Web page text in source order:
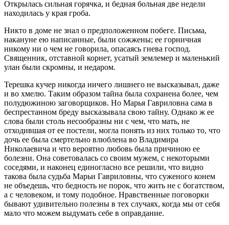
Открылась сильная горячка, и бедная больная две недели
находилась у края гроба.
Никто в доме не знал о предположенном побеге. Письма,
накануне ею написанные, были сожжены; ее горничная
никому ни о чем не говорила, опасаясь гнева господ.
Священник, отставной корнет, усатый землемер и маленький
улан были скромны, и недаром.
Терешка кучер никогда ничего лишнего не высказывал, даже
и во хмелю. Таким образом тайна была сохранена более, чем
полудюжиною заговорщиков. Но Марья Гавриловна сама в
беспрестанном бреду высказывала свою тайну. Однако ж ее
слова были столь несообразны ни с чем, что мать, не
отходившая от ее постели, могла понять из них только то, что
дочь ее была смертельно влюблена во Владимира
Николаевича и что вероятно любовь была причиною ее
болезни. Она советовалась со своим мужем, с некоторыми
соседями, и наконец единогласно все решили, что видно
такова была судьба Марьи Гавриловны, что суженого конем
не объедешь, что бедность не порок, что жить не с богатством,
а с человеком, и тому подобное. Нравственные поговорки
бывают удивительно полезны в тех случаях, когда мы от себя
мало что можем выдумать себе в оправдание.